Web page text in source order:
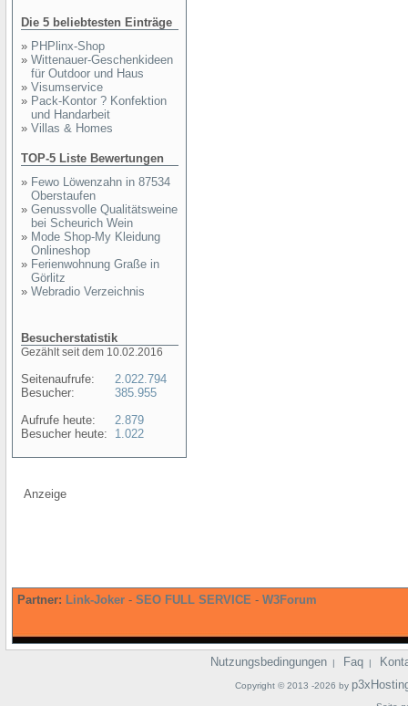
Die 5 beliebtesten Einträge
» PHPlinx-Shop
» Wittenauer-Geschenkideen
für Outdoor und Haus
» Visumservice
» Pack-Kontor ? Konfektion
und Handarbeit
» Villas & Homes
TOP-5 Liste Bewertungen
» Fewo Löwenzahn in 87534
Oberstaufen
» Genussvolle Qualitätsweine
bei Scheurich Wein
» Mode Shop-My Kleidung
Onlineshop
» Ferienwohnung Graße in
Görlitz
» Webradio Verzeichnis
Besucherstatistik
Gezählt seit dem 10.02.2016
Seitenaufrufe:
Besucher:
Aufrufe heute:
Besucher heute:
2.022.794
385.955
2.879
1.022
Anzeige
Partner: Link-Joker - SEO FULL SERVICE - W3Forum
Nutzungsbedingungen | Faq |
Copyright © 2013 -2026 by